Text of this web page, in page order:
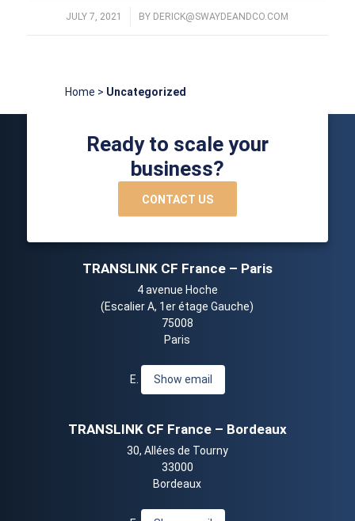
JULY 7, 2021
/ BY DERICK@SWAYDEANDCO.COM
Home > Uncategorized
Ready to scale your
business?
CONTACT US
TRANSLINK CF France – Paris
4 avenue Hoche
(Escalier A, 1er étage Gauche)
75008
Paris
E. Show email
TRANSLINK CF France – Bordeaux
30, Allées de Tourny
33000
Bordeaux